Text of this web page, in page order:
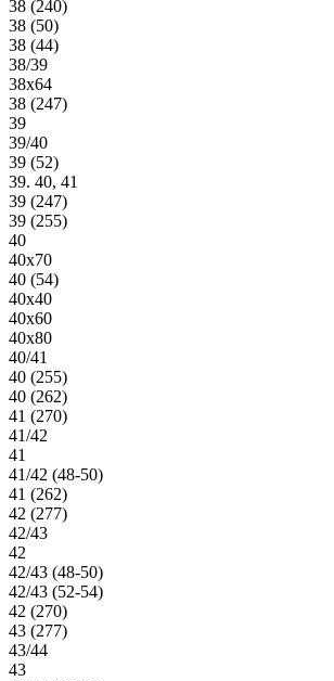
38 (240)
38 (50)
38 (44)
38/39
38х64
38 (247)
39
39/40
39 (52)
39. 40, 41
39 (247)
39 (255)
40
40х70
40 (54)
40х40
40х60
40х80
40/41
40 (255)
40 (262)
41 (270)
41/42
41
41/42 (48-50)
41 (262)
42 (277)
42/43
42
42/43 (48-50)
42/43 (52-54)
42 (270)
43 (277)
43/44
43